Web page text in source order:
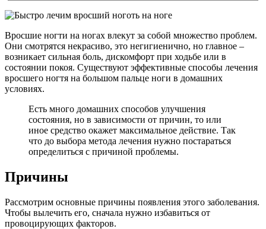
Вросшие ногти на ногах влекут за собой множество проблем.
Они смотрятся некрасиво, это негигиенично, но главное –
возникает сильная боль, дискомфорт при ходьбе или в
состоянии покоя. Существуют эффективные способы лечения
вросшего ногтя на большом пальце ноги в домашних
условиях.
Есть много домашних способов улучшения
состояния, но в зависимости от причин, то или
иное средство окажет максимальное действие. Так
что до выбора метода лечения нужно постараться
определиться с причиной проблемы.
Причины
Рассмотрим основные причины появления этого заболевания.
Чтобы вылечить его, сначала нужно избавиться от
провоцирующих факторов.